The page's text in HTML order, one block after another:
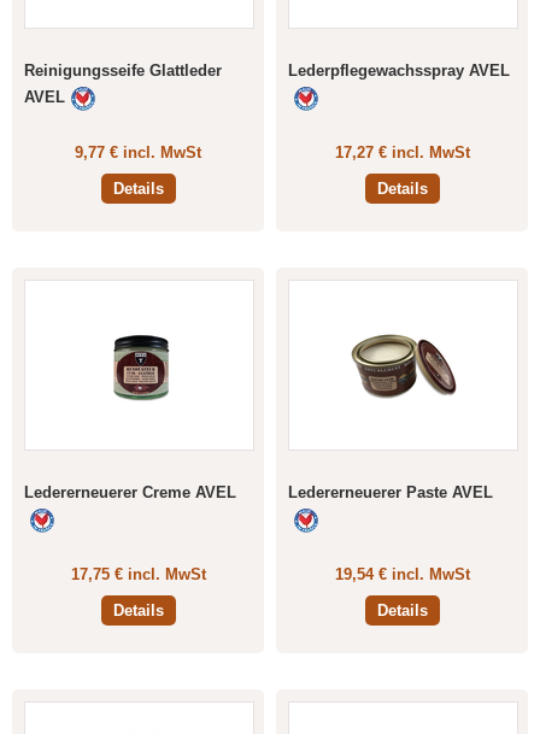
Reinigungsseife Glattleder
AVEL
9,77 € incl. MwSt
Details
Lederpflegewachsspray AVEL
17,27 € incl. MwSt
Details
Ledererneuerer Creme AVEL
17,75 € incl. MwSt
Details
Ledererneuerer Paste AVEL
19,54 € incl. MwSt
Details